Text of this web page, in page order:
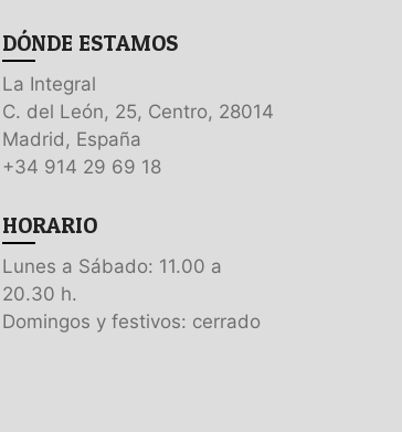
DÓNDE ESTAMOS
La Integral
C. del León, 25, Centro, 28014
Madrid, España
+34 914 29 69 18
HORARIO
Lunes a Sábado: 11.00 a
20.30 h.
Domingos y festivos: cerrado